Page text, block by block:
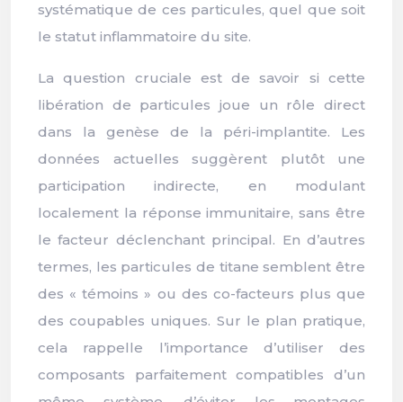
systématique de ces particules, quel que soit
le statut inflammatoire du site.
La question cruciale est de savoir si cette
libération de particules joue un rôle direct
dans la genèse de la péri-implantite. Les
données actuelles suggèrent plutôt une
participation indirecte, en modulant
localement la réponse immunitaire, sans être
le facteur déclenchant principal. En d’autres
termes, les particules de titane semblent être
des « témoins » ou des co-facteurs plus que
des coupables uniques. Sur le plan pratique,
cela rappelle l’importance d’utiliser des
composants parfaitement compatibles d’un